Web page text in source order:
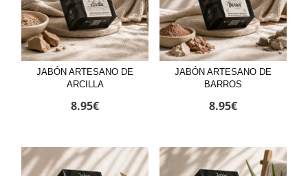
JABÓN ARTESANO DE
ARCILLA
8.95€
JABÓN ARTESANO DE
BARROS
8.95€